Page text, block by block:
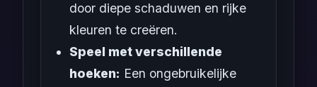
door diepe schaduwen en rijke
kleuren te creëren.
Speel met verschillende
hoeken: Een ongebruikelijke